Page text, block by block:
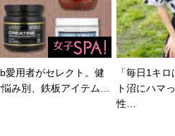
愛用者がセレクト。健
み別、鉄板アイテム…
「毎日1キ
ト沼にハマ
性…